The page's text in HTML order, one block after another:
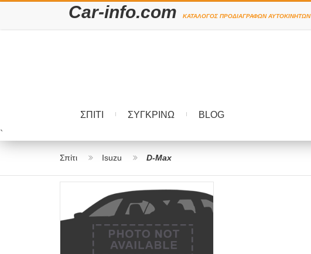
Car-info.com ΚΑΤΆΛΟΓΟΣ ΠΡΟΔΙΑΓΡΑΦΏΝ ΑΥΤΟΚΙΝΉΤΩΝ
ΣΠΊΤΙ ΣΥΓΚΡΊΝΩ
BLOG
`
Σπίτι Isuzu D-Max